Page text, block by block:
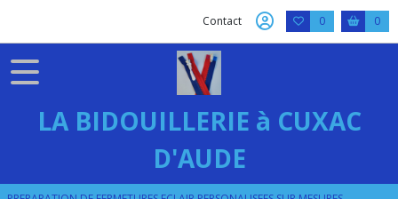
Contact 0 0
LA BIDOUILLERIE à CUXAC
D'AUDE